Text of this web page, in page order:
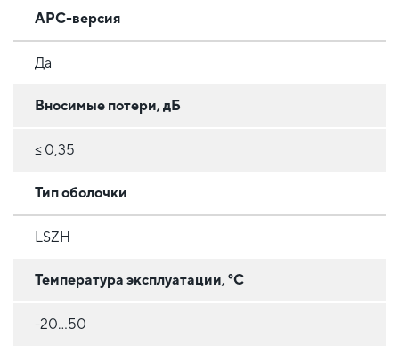
APC-версия
Да
Вносимые потери, дБ
≤ 0,35
Тип оболочки
LSZH
Температура эксплуатации, °C
-20...50